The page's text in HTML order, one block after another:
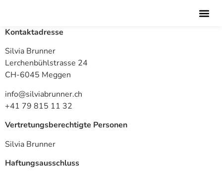
Kontaktadresse
Silvia Brunner
Lerchenbühlstrasse 24
CH-6045 Meggen
info@silviabrunner.ch
+41 79 815 11 32
Vertretungsberechtigte Personen
Silvia Brunner
Haftungsausschluss